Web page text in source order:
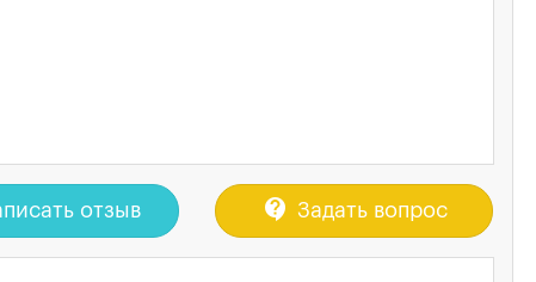
отзыв contact_support Задать вопрос